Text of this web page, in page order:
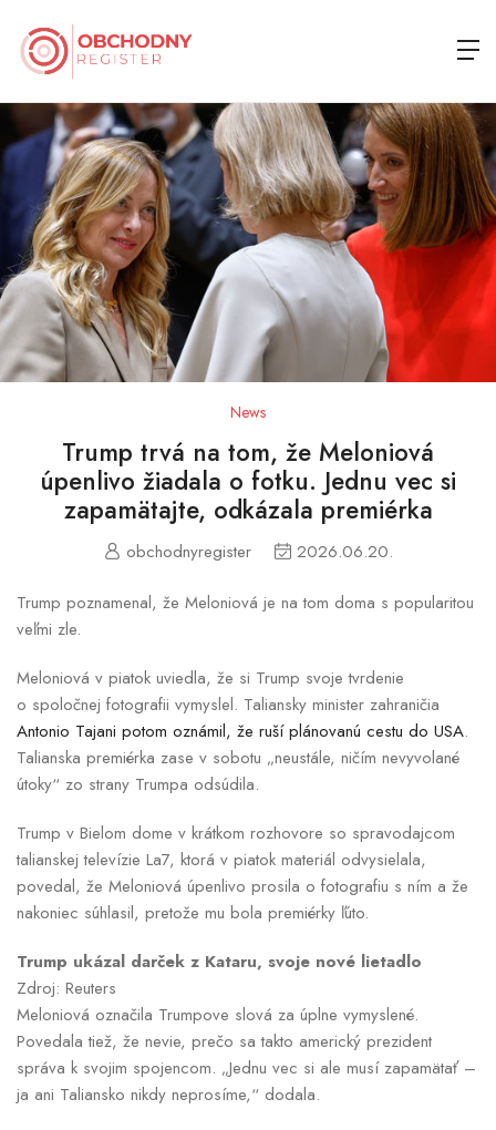
News
Trump trvá na tom, že Meloniová
úpenlivo žiadala o fotku. Jednu vec si
zapamätajte, odkázala premiérka
obchodnyregister 2026.06.20.
Trump poznamenal, že Meloniová je na tom doma s popularitou
veľmi zle.
Meloniová v piatok uviedla, že si Trump svoje tvrdenie
o spoločnej fotografii vymyslel. Taliansky minister zahraničia
Antonio Tajani potom oznámil, že ruší plánovanú cestu do USA.
Talianska premiérka zase v sobotu „neustále, ničím nevyvolané
útoky“ zo strany Trumpa odsúdila.
Trump v Bielom dome v krátkom rozhovore so spravodajcom
talianskej televízie La7, ktorá v piatok materiál odvysielala,
povedal, že Meloniová úpenlivo prosila o fotografiu s ním a že
nakoniec súhlasil, pretože mu bola premiérky ľúto.
Trump ukázal darček z Kataru, svoje nové lietadlo
Zdroj: Reuters
Meloniová označila Trumpove slová za úplne vymyslené.
Povedala tiež, že nevie, prečo sa takto americký prezident
správa k svojim spojencom. „Jednu vec si ale musí zapamätať –
ja ani Taliansko nikdy neprosíme,“ dodala.